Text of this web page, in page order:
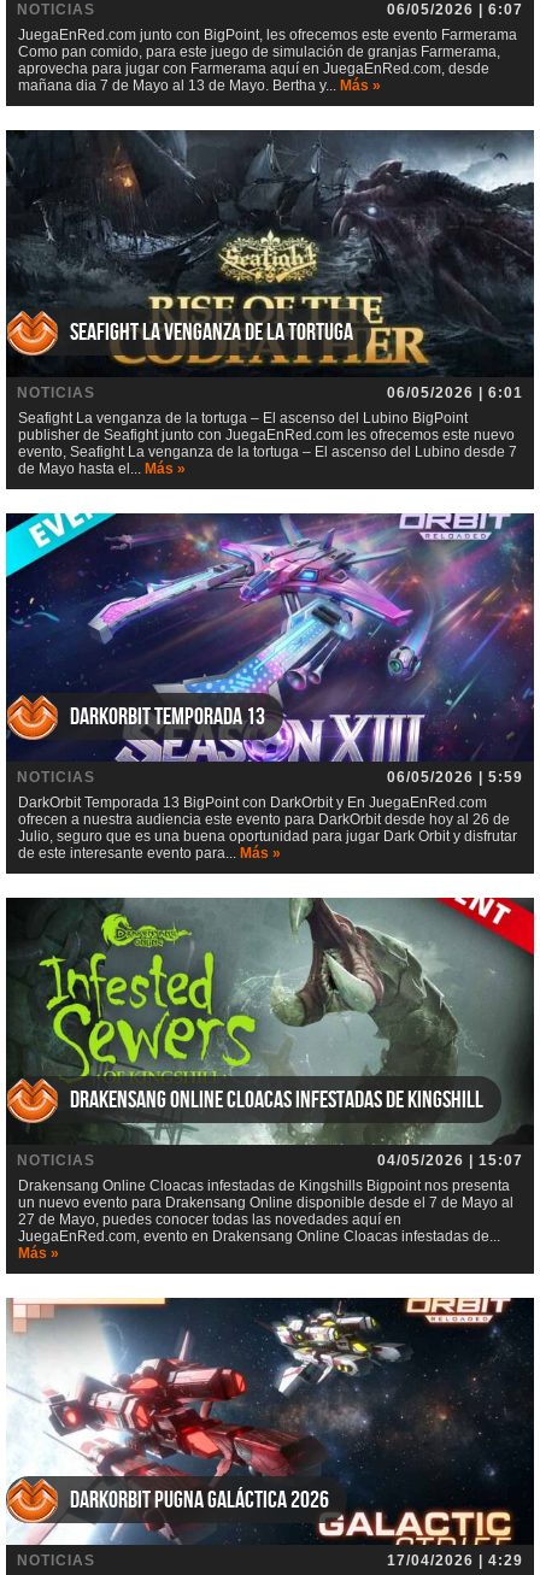
NOTICIAS
06/05/2026 | 6:07
JuegaEnRed.com junto con BigPoint, les ofrecemos este evento Farmerama
Como pan comido, para este juego de simulación de granjas Farmerama,
aprovecha para jugar con Farmerama aquí en JuegaEnRed.com, desde
mañana dia 7 de Mayo al 13 de Mayo. Bertha y... Más »
Seafight La venganza de la tortuga
NOTICIAS
06/05/2026 | 6:01
Seafight La venganza de la tortuga – El ascenso del Lubino BigPoint
publisher de Seafight junto con JuegaEnRed.com les ofrecemos este nuevo
evento, Seafight La venganza de la tortuga – El ascenso del Lubino desde 7
de Mayo hasta el... Más »
DarkOrbit Temporada 13
NOTICIAS
06/05/2026 | 5:59
DarkOrbit Temporada 13 BigPoint con DarkOrbit y En JuegaEnRed.com
ofrecen a nuestra audiencia este evento para DarkOrbit desde hoy al 26 de
Julio, seguro que es una buena oportunidad para jugar Dark Orbit y disfrutar
de este interesante evento para... Más »
Drakensang Online Cloacas infestadas de Kingshill
NOTICIAS
04/05/2026 | 15:07
Drakensang Online Cloacas infestadas de Kingshills Bigpoint nos presenta
un nuevo evento para Drakensang Online disponible desde el 7 de Mayo al
27 de Mayo, puedes conocer todas las novedades aquí en
JuegaEnRed.com, evento en Drakensang Online Cloacas infestadas de...
Más »
DarkOrbit Pugna galáctica 2026
NOTICIAS 17/04/2026 | 4:29